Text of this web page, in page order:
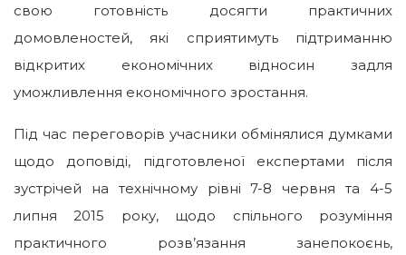
свою готовність досягти практичних
домовленостей, які сприятимуть підтриманню
відкритих економічних відносин задля
уможливлення економічного зростання.
Під час переговорів учасники обмінялися думками
щодо доповіді, підготовленої експертами після
зустрічей на технічному рівні 7-8 червня та 4-5
липня 2015 року, щодо спільного розуміння
практичного розв’язання занепокоєнь,